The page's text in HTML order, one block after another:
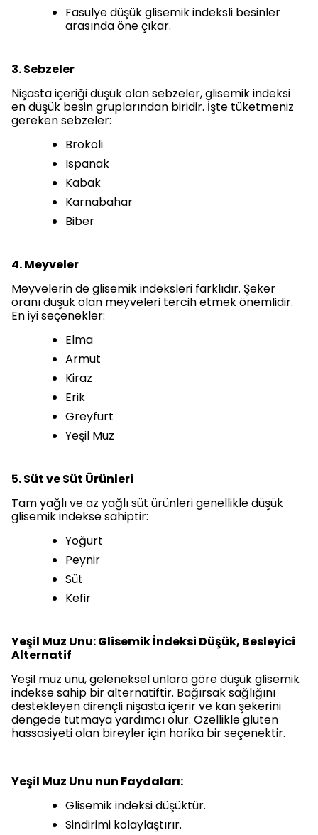
Fasulye düşük glisemik indeksli besinler
arasında öne çıkar.
3. Sebzeler
Nişasta içeriği düşük olan sebzeler, glisemik indeksi
en düşük besin gruplarından biridir. İşte tüketmeniz
gereken sebzeler:
Brokoli
Ispanak
Kabak
Karnabahar
Biber
4. Meyveler
Meyvelerin de glisemik indeksleri farklıdır. Şeker
oranı düşük olan meyveleri tercih etmek önemlidir.
En iyi seçenekler:
Elma
Armut
Kiraz
Erik
Greyfurt
Yeşil Muz
5. Süt ve Süt Ürünleri
Tam yağlı ve az yağlı süt ürünleri genellikle düşük
glisemik indekse sahiptir:
Yoğurt
Peynir
Süt
Kefir
Yeşil Muz Unu: Glisemik İndeksi Düşük, Besleyici
Alternatif
Yeşil muz unu, geleneksel unlara göre düşük glisemik
indekse sahip bir alternatiftir. Bağırsak sağlığını
destekleyen dirençli nişasta içerir ve kan şekerini
dengede tutmaya yardımcı olur. Özellikle gluten
hassasiyeti olan bireyler için harika bir seçenektir.
Yeşil Muz Unu nun Faydaları:
Glisemik indeksi düşüktür.
Sindirimi kolaylaştırır.